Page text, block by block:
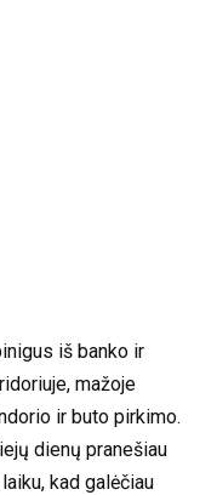
iš banko ir
mažoje
ir buto pirkimo.
dienų pranešiau
kad galėčiau